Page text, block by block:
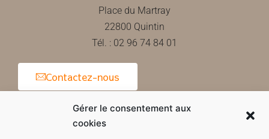
Gérer le consentement aux
cookies
Place du Martray
22800 Quintin
Tél. : 02 96 74 84 01
Contactez-nous